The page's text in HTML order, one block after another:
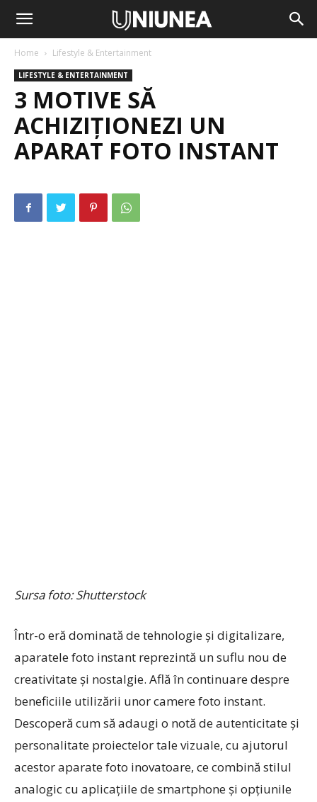
Home Lifestyle & Entertainment
LIFESTYLE & ENTERTAINMENT
3 MOTIVE SĂ
ACHIZIȚIONEZI UN
APARAT FOTO INSTANT
Sursa foto: Shutterstock
Într-o eră dominată de tehnologie și digitalizare,
aparatele foto instant reprezintă un suflu nou de
creativitate și nostalgie. Află în continuare despre
beneficiile utilizării unor camere foto instant.
Descoperă cum să adaugi o notă de autenticitate și
personalitate proiectelor tale vizuale, cu ajutorul
acestor aparate foto inovatoare, ce combină stilul
analogic cu aplicațiile de smartphone și opțiunile